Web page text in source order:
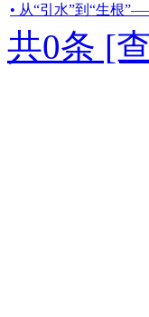
• 从“引水”到“生根
共0条 [